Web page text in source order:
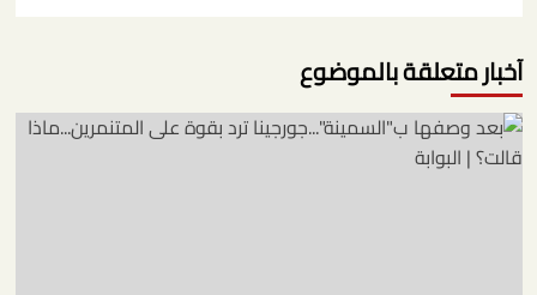
آخبار متعلقة بالموضوع